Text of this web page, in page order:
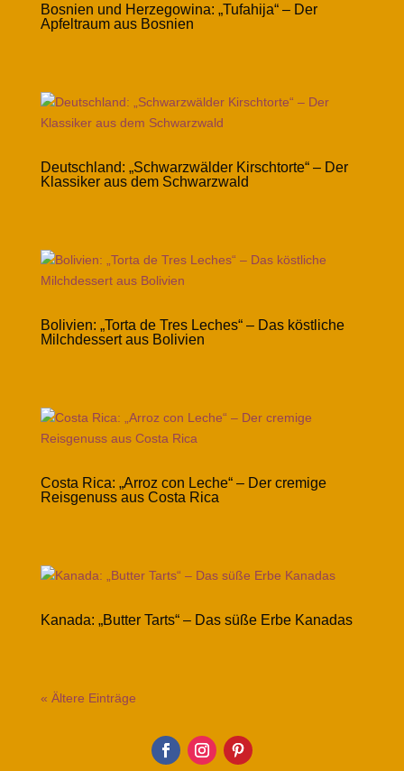
Bosnien und Herzegowina: „Tufahija“ – Der
Apfeltraum aus Bosnien
Deutschland: „Schwarzwälder Kirschtorte“ – Der
Klassiker aus dem Schwarzwald
Bolivien: „Torta de Tres Leches“ – Das köstliche
Milchdessert aus Bolivien
Costa Rica: „Arroz con Leche“ – Der cremige
Reisgenuss aus Costa Rica
Kanada: „Butter Tarts“ – Das süße Erbe Kanadas
« Ältere Einträge